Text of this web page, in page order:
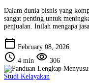
Dalam dunia bisnis yang
sangat penting untuk
penjualan. Inilah mengapa
calendar_today February 08, 2026
schedule 4 min visibility 306
Studi Kelayakan